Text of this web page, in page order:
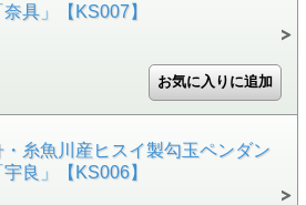
奈具」【KS007】
・糸魚川産ヒスイ製勾玉ペンダン
宇良」【KS006】